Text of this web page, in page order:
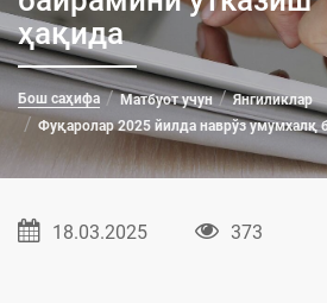
ҳақида
Бош саҳифа Матбуот учун
Янгиликлар
Фуқаролар 2025 йилда наврўз умумхалқ
18.03.2025 373